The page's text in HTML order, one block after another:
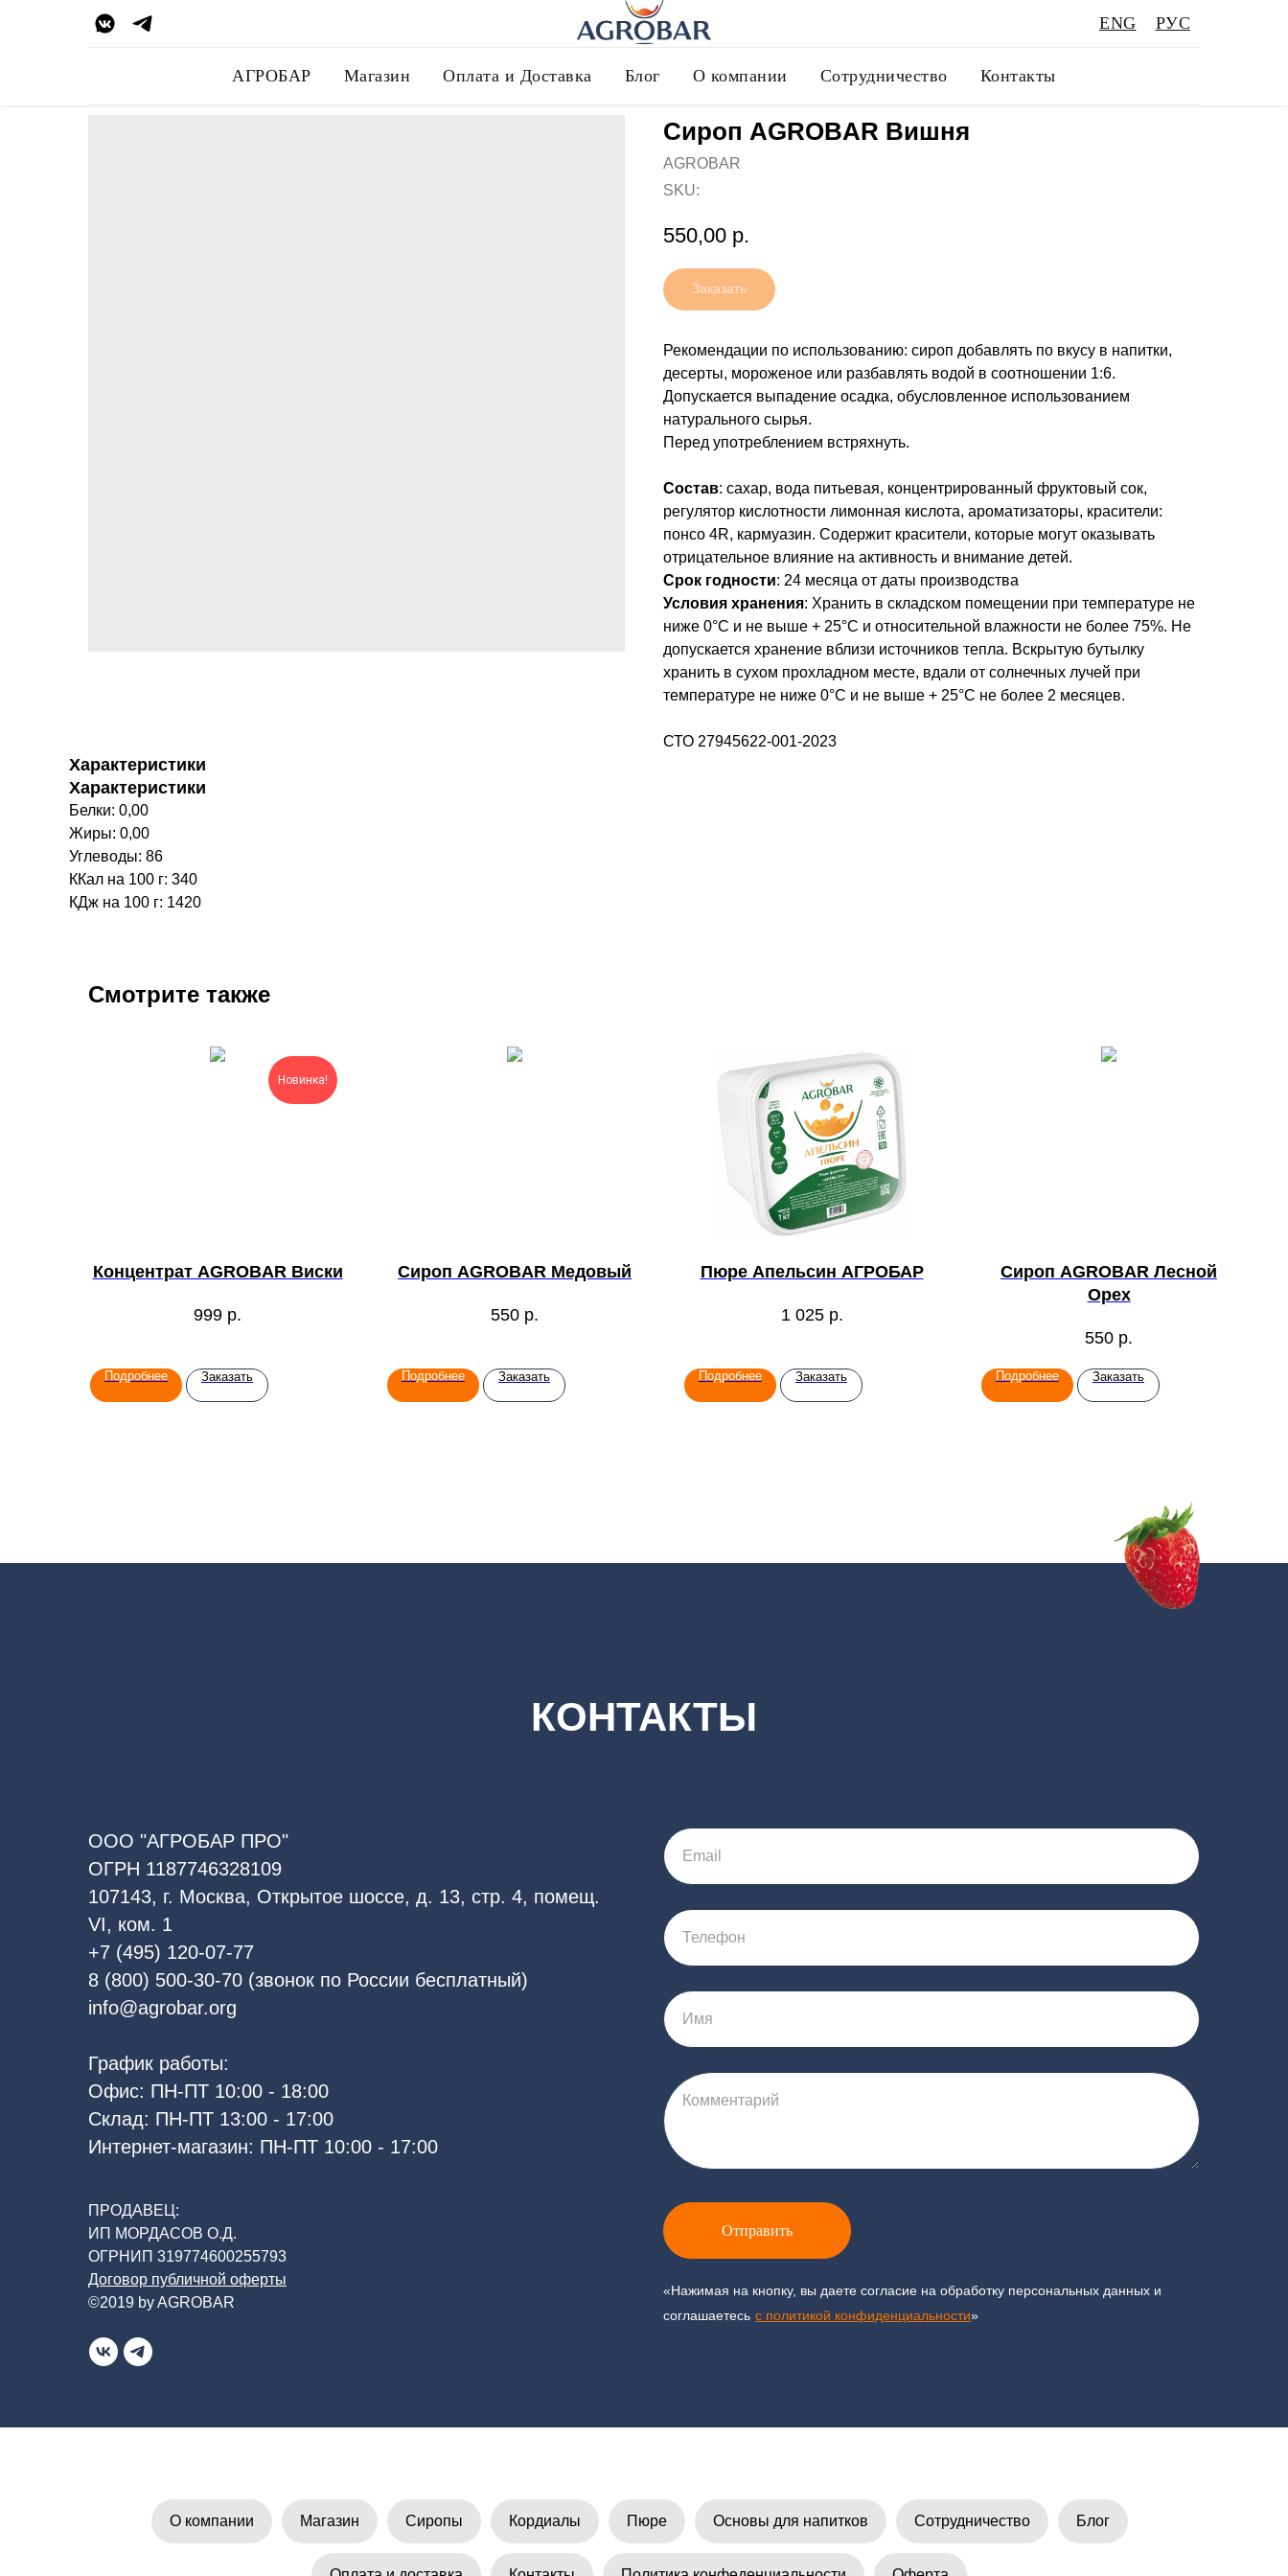
ENG РУС
АГРОБАР Магазин Оплата и Доставка Блог О компании Сотрудничество Контакты
Сироп AGROBAR Вишня
AGROBAR
SKU:
550,00 р.
Заказать
Рекомендации по использованию: сироп добавлять по вкусу в напитки,
десерты, мороженое или разбавлять водой в соотношении 1:6.
Допускается выпадение осадка, обусловленное использованием
натурального сырья.
Перед употреблением встряхнуть.
Состав: сахар, вода питьевая, концентрированный фруктовый сок,
регулятор кислотности лимонная кислота, ароматизаторы, красители:
понсо 4R, кармуазин. Содержит красители, которые могут оказывать
отрицательное влияние на активность и внимание детей.
Срок годности: 24 месяца от даты производства
Условия хранения: Хранить в складском помещении при температуре не
ниже 0°С и не выше + 25°С и относительной влажности не более 75%. Не
допускается хранение вблизи источников тепла. Вскрытую бутылку
хранить в сухом прохладном месте, вдали от солнечных лучей при
температуре не ниже 0°С и не выше + 25°С не более 2 месяцев.
СТО 27945622-001-2023
Характеристики
Характеристики
Белки: 0,00
Жиры: 0,00
Углеводы: 86
ККал на 100 г: 340
КДж на 100 г: 1420
Смотрите также
Новинка!
Концентрат AGROBAR Виски
999 р.
Подробнее Заказать
Сироп AGROBAR Медовый
550 р.
Подробнее Заказать
Пюре Апельсин АГРОБАР
1 025 р.
Подробнее Заказать
Сироп AGROBAR Лесной
Орех
550 р.
Подробнее Заказать
КОНТАКТЫ
ООО "АГРОБАР ПРО"
ОГРН 1187746328109
107143, г. Москва, Открытое шоссе, д. 13, стр. 4, помещ.
VI, ком. 1
+7 (495) 120-07-77
8 (800) 500-30-70 (звонок по России бесплатный)
info@agrobar.org
График работы:
Офис: ПН-ПТ 10:00 - 18:00
Склад: ПН-ПТ 13:00 - 17:00
Интернет-магазин: ПН-ПТ 10:00 - 17:00
ПРОДАВЕЦ:
ИП МОРДАСОВ О.Д.
ОГРНИП 319774600255793
Договор публичной оферты
©2019 by AGROBAR
Email
Телефон
Имя
Комментарий
Отправить
«Нажимая на кнопку, вы даете согласие на обработку персональных данных и
соглашаетесь c политикой конфиденциальности»
О компании Магазин Сиропы Кордиалы Пюре Основы для напитков Сотрудничество Блог